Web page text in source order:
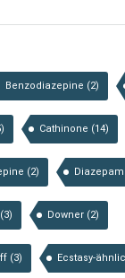
Benzodiazepine (2)
Cathinone (14)
(2) Diazepam
(3) Downer (2)
(3) Ecstasy-